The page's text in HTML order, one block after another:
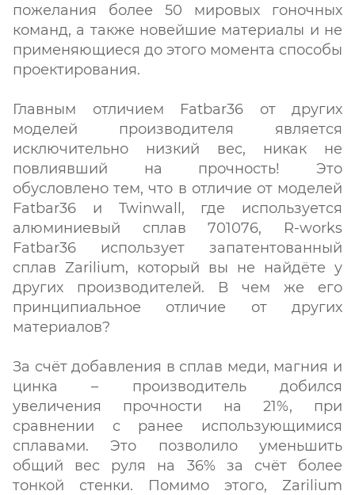
пожелания более 50 мировых гоночных
команд, а также новейшие материалы и не
применяющиеся до этого момента способы
проектирования.
Главным отличием Fatbar36 от других
моделей производителя является
исключительно низкий вес, никак не
повлиявший на прочность! Это
обусловлено тем, что в отличие от моделей
Fatbar36 и Twinwall, где используется
алюминиевый сплав 701076, R-works
Fatbar36 использует запатентованный
сплав Zarilium, который вы не найдёте у
других производителей. В чем же его
принципиальное отличие от других
материалов?
За счёт добавления в сплав меди, магния и
цинка – производитель добился
увеличения прочности на 21%, при
сравнении с ранее использующимися
сплавами. Это позволило уменьшить
общий вес руля на 36% за счёт более
тонкой стенки. Помимо этого, Zarilium